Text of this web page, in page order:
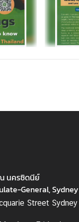
นครซิดนีย์
General, Sydney
Street